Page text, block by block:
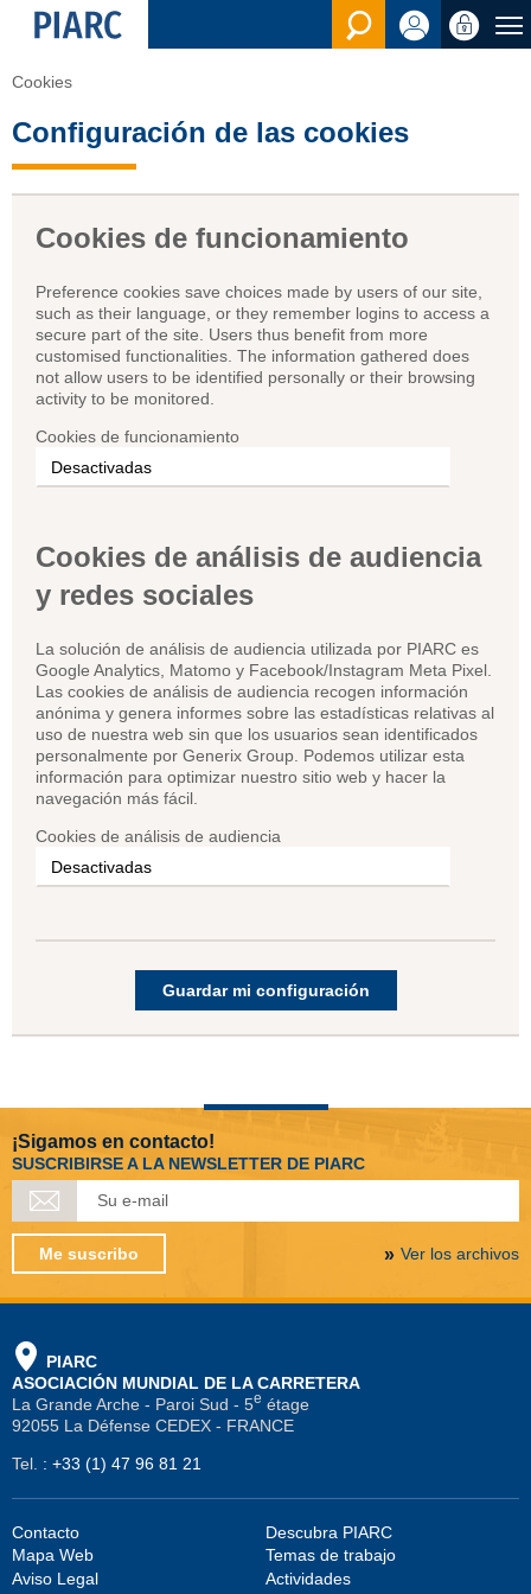
Ver la
Cookies
Configuración de las cookies
Cookies de funcionamiento
Preference cookies save choices made by users of our site,
such as their language, or they remember logins to access a
secure part of the site. Users thus benefit from more
customised functionalities. The information gathered does
not allow users to be identified personally or their browsing
activity to be monitored.
Cookies de funcionamiento
Cookies de análisis de audiencia
y redes sociales
La solución de análisis de audiencia utilizada por PIARC es
Google Analytics, Matomo y Facebook/Instagram Meta Pixel.
Las cookies de análisis de audiencia recogen información
anónima y genera informes sobre las estadísticas relativas al
uso de nuestra web sin que los usuarios sean identificados
personalmente por Generix Group. Podemos utilizar esta
información para optimizar nuestro sitio web y hacer la
navegación más fácil.
Cookies de análisis de audiencia
Guardar mi configuración
¡Sigamos en contacto!
SUSCRIBIRSE A LA NEWSLETTER DE PIARC
Me suscribo Ver los archivos
PIARC
ASOCIACIÓN MUNDIAL DE LA CARRETERA
La Grande Arche - Paroi Sud - 5e étage
92055 La Défense CEDEX - FRANCE
Tel. : +33 (1) 47 96 81 21
Contacto
Mapa Web
Aviso Legal
Descubra PIARC
Temas de trabajo
Actividades